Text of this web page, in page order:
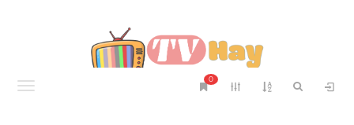
Menu
0